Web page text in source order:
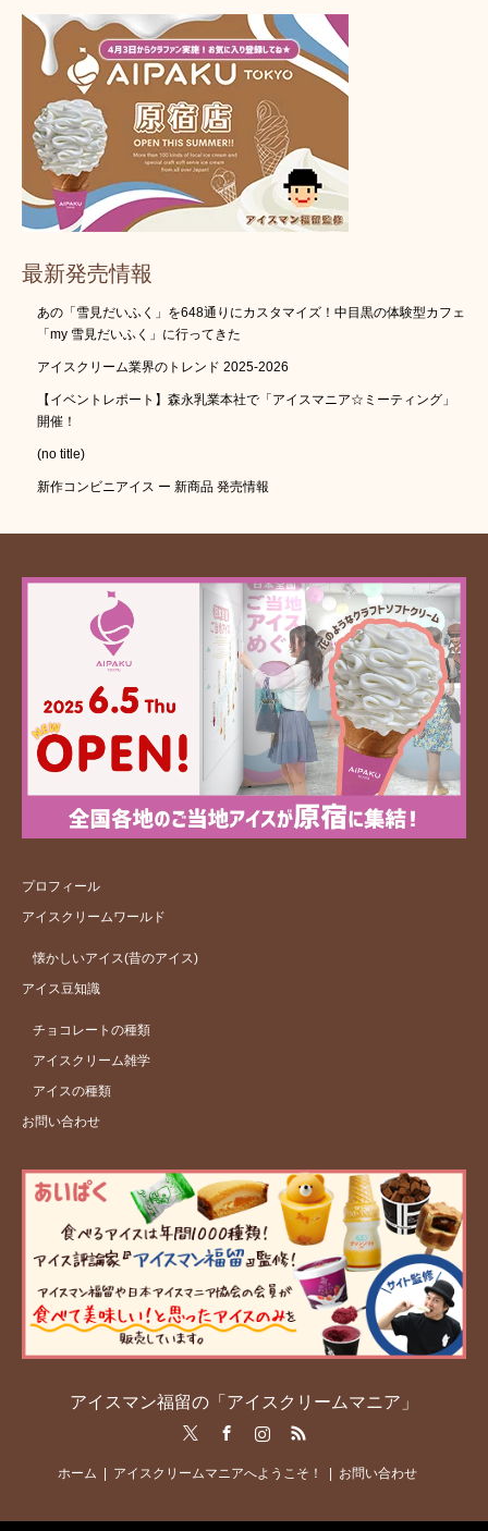
最新発売情報
あの「雪見だいふく」を648通りにカスタマイズ！中目黒の体験型カフェ
「my 雪見だいふく」に行ってきた
アイスクリーム業界のトレンド 2025-2026
【イベントレポート】森永乳業本社で「アイスマニア☆ミーティング」
開催！
(no title)
新作コンビニアイス ー 新商品 発売情報
プロフィール
アイスクリームワールド
懐かしいアイス(昔のアイス)
アイス豆知識
チョコレートの種類
アイスクリーム雑学
アイスの種類
お問い合わせ
アイスマン福留の「アイスクリームマニア」
RSS
ホーム アイスクリームマニアへようこそ！ お問い合わせ